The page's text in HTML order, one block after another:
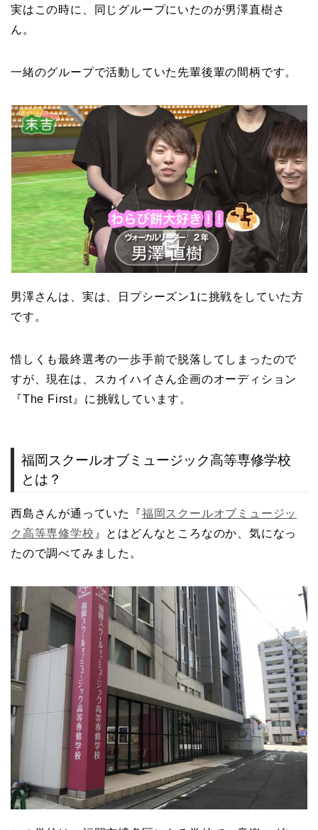
実はこの時に、同じグループにいたのが男澤直樹さ
ん。
一緒のグループで活動していた先輩後輩の間柄です。
男澤さんは、実は、日プシーズン1に挑戦をしていた方
です。
惜しくも最終選考の一歩手前で脱落してしまったので
すが、現在は、スカイハイさん企画のオーディション
『The First』に挑戦しています。
福岡スクールオブミュージック高等専修学校
とは？
西島さんが通っていた『福岡スクールオブミュージッ
ク高等専修学校 』とはどんなところなのか、気になっ
たので調べてみました。